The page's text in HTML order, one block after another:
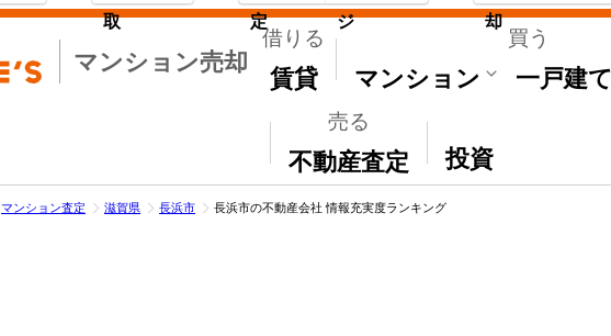
マンション売却
借りる
賃貸
買う
マンション 一戸建
売る
不動産査定
その他
投資
取 定 ジ 却
マンション査定 滋賀県 長浜市 長浜市の不動産会社 情報充実度ランキング